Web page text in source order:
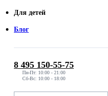
Для детей
Блог
8 495 150-55-75
Пн-Пт: 10:00 - 21:00
Сб-Вс: 10:00 - 18:00